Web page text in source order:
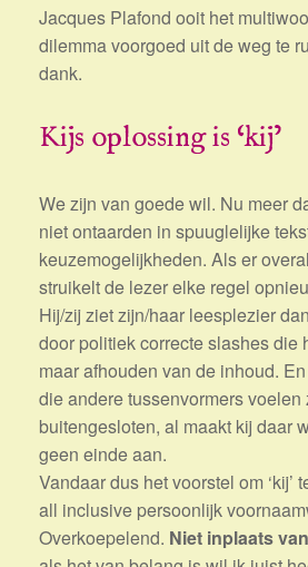
Jacques Plafond ooit het
dilemma voorgoed uit de weg te
dank.
Kijs oplossing is ‘kij’
We zijn van goede wil. Nu meer
niet ontaarden in spuuglelijke
keuzemogelijkheden. Als er
struikelt de lezer elke regel
Hij/zij ziet zijn/haar leesplezier
door politiek correcte slashes die
maar afhouden van de inhoud.
die andere tussenvormers
buitengesloten, al maakt kij daar
geen einde aan.
Vandaar dus het voorstel om ‘kij’
all inclusive persoonlijk
Overkoepelend. Niet inplaats van